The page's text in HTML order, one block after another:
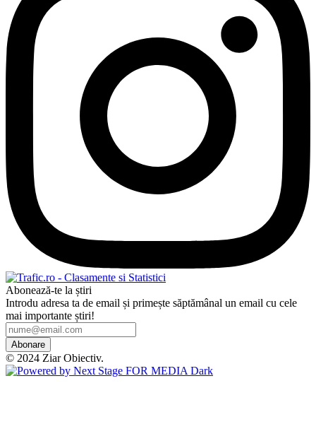
Abonează-te la știri
Introdu adresa ta de email și primește săptămânal un email cu cele
mai importante știri!
Abonare
© 2024 Ziar Obiectiv.